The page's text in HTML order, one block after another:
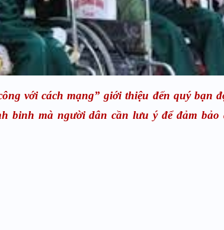
với cách mạng” giới thiệu đến quý bạn
binh mà người dân cần lưu ý để đảm bảo